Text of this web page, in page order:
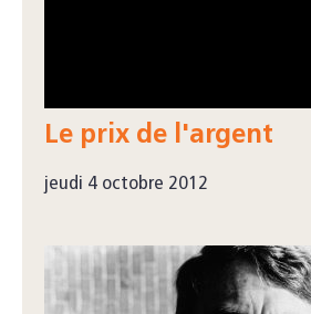
Le prix de l'argent
jeudi 4 octobre 2012